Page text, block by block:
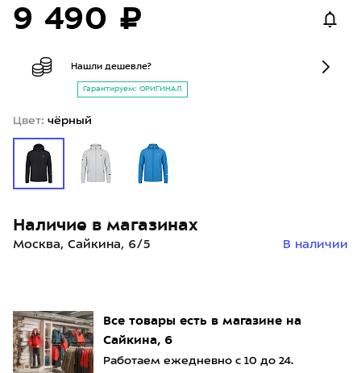
Все товары есть в магазине на
Сайкина, 6
Работаем ежедневно с 10 до 24.
9 490 ₽
Нашли дешевле?
Гарантируем: ОРИГИНАЛ
Цвет: чёрный
Наличие в магазинах
Москва, Сайкина, 6/5 В наличии